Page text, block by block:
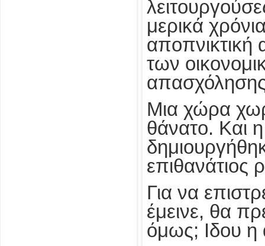
μερικά
αποπνικτική
των
Μια χώρα
θάνατο. Και
επιθανάτιος
Για να
έμεινε, θα
όμως; Ιδου η